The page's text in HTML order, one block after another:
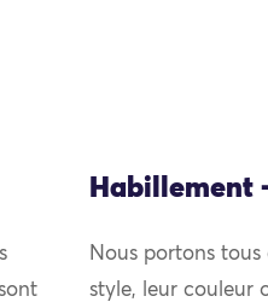
Habillement
Nous portons tous
style, leur couleur